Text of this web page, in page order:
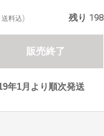
料込) 残り 198
販売終了
年1月より順次発送